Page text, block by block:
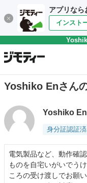
アプリなら
インスト
Yoshiko Enさん
Yoshiko En
身分証認証
電気製品など、動作確
ものを自宅いがいでう
ころの受け渡しでお願